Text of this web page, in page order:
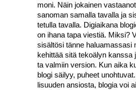
moni. Näin jokai­nen
sano­man samal­la taval­la ja
te­tul­la taval­la. Digiai­ka­na
on iha­na tapa vies­tiä. Mik­si?
sisäl­tö­si tän­ne halua­mas­sa­si
kehit­tää sitä teko­ä­lyn
ta val­miin ver­sion. Kun aika
blo­gi säi­lyy, puheet
li­suu­den ansios­ta, blo­gia voi